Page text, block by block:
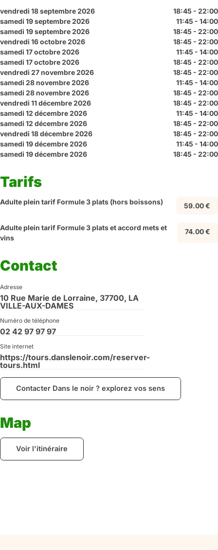
vendredi 18 septembre 2026
18:45 - 22:00
samedi 19 septembre 2026
11:45 - 14:00
samedi 19 septembre 2026
18:45 - 22:00
vendredi 16 octobre 2026
18:45 - 22:00
samedi 17 octobre 2026
11:45 - 14:00
samedi 17 octobre 2026
18:45 - 22:00
vendredi 27 novembre 2026
18:45 - 22:00
samedi 28 novembre 2026
11:45 - 14:00
samedi 28 novembre 2026
18:45 - 22:00
vendredi 11 décembre 2026
18:45 - 22:00
samedi 12 décembre 2026
11:45 - 14:00
samedi 12 décembre 2026
18:45 - 22:00
vendredi 18 décembre 2026
18:45 - 22:00
samedi 19 décembre 2026
11:45 - 14:00
samedi 19 décembre 2026
18:45 - 22:00
Tarifs
Adulte plein tarif Formule 3 plats (hors boissons) 59.00 €
Adulte plein tarif Formule 3 plats et accord mets et
vins
74.00 €
Contact
Adresse
10 Rue Marie de Lorraine, 37700, LA
VILLE-AUX-DAMES
Numéro de téléphone
02 42 97 97 97
Site internet
https://tours.danslenoir.com/reserver-
tours.html
Contacter Dans le noir ? explorez vos sens
Map
Voir l'itinéraire